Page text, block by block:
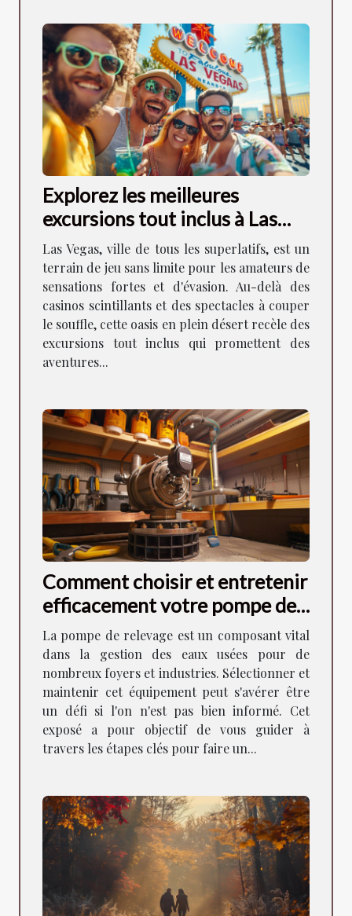
Explorez les meilleures
excursions tout inclus à Las
Vegas
Las Vegas, ville de tous les superlatifs, est un
terrain de jeu sans limite pour les amateurs de
sensations fortes et d'évasion. Au-delà des
casinos scintillants et des spectacles à couper
le souffle, cette oasis en plein désert recèle des
excursions tout inclus qui promettent des
aventures...
Comment choisir et entretenir
efficacement votre pompe de
relevage
La pompe de relevage est un composant vital
dans la gestion des eaux usées pour de
nombreux foyers et industries. Sélectionner et
maintenir cet équipement peut s'avérer être
un défi si l'on n'est pas bien informé. Cet
exposé a pour objectif de vous guider à
travers les étapes clés pour faire un...